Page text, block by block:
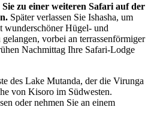
Sie zu einer weiteren Safari auf der
Später verlassen Sie Ishasha, um
Hügel- und
vorbei an terrassenförmiger
Nachmittag Ihre Safari-Lodge
des Lake Mutanda, der die Virunga
von Kisoro im Südwesten.
oder nehmen Sie an einem